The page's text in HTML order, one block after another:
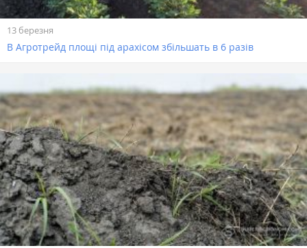
13 березня
В Агротрейд площі під арахісом збільшать в 6 разів